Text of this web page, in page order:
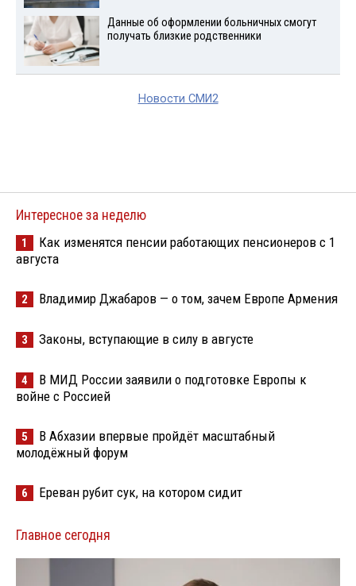
Данные об оформлении больничных смогут
получать близкие родственники
Новости СМИ2
Интересное за неделю
1
Как изменятся пенсии работающих пенсионеров с 1
августа
2 Владимир Джабаров — о том, зачем Европе Армения
3 Законы, вступающие в силу в августе
4
В МИД России заявили о подготовке Европы к
войне с Россией
5
В Абхазии впервые пройдёт масштабный
молодёжный форум
6 Ереван рубит сук, на котором сидит
Главное сегодня